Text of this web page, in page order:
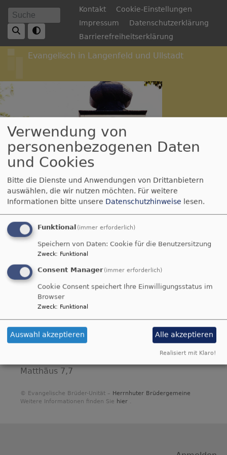
Direkt
zum
Inhalt
Suche Fußbereichsmenü
Kontakt
Cookie-Einstellungen
Impressum
Datenschutzerklärung
Barrierefreiheitserklärung
Evangelisch in Langenfeld und Ullstadt
Hauptnavigation
Breadcrumb
Startseite Aggregator Sources
Sources
Wochenspruch
Du bist der Gott, der mir hilft; täglich harre
ich auf dich.
Bittet, so wird euch gegeben; suchet, so
Matthäus 7,7
© Evangelische Brüder-Unität – Herrnhuter Brüdergemeine
Weitere Informationen finden Sie hier .
Verwendung von
personenbezogenen Daten
und Cookies
Bitte die Dienste und Anwendungen von Drittanbietern
auswählen, die wir nutzen möchten. Für weitere
Informationen bitte unsere Datenschutzhinweise lesen.
Funktional (immer erforderlich)
Speichern von Daten: Cookie für die Benutzersitzung
Zweck: Funktional
Consent Manager (immer erforderlich)
Cookie Consent speichert Ihre Einwilligungsstatus im
Browser
Zweck: Funktional
Auswahl akzeptieren Alle akzeptieren
Realisiert mit Klaro!